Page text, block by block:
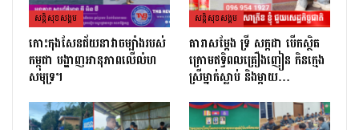
សន្តិសុខសង្គម
កោះកុងសែនជ័យនាវាចម្បាំងរបស់
កម្ពុជា បង្ហាញអានុភាពលើលំហ
សមុទ្រ។
សន្តិសុខសង្គម
តារាសម្ដែង ទ្រី សក្កដា បើកស្ថិត
ក្រោមឥទ្ធិពលគ្រឿងញៀន កិនក្មេង
ស្រីម្នាក់ស្លាប់ និងម្ដាយ…